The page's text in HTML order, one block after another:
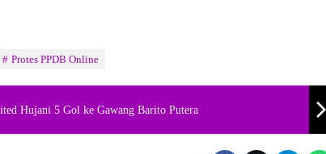
Protes PPDB Online
Hujani 5 Gol ke Gawang Barito Putera